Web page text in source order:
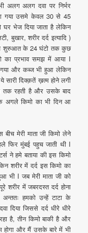
अलग अलग दवा पर निर्भर
गया उसमे केवल 30 से 45
भेज दिया जाता है लेकिन
बुखार, शरीर दर्द इत्यादि )
को शुरुआत के 24 घंटो तक कुछ
का प्रभाव समझ में आया I
गया और कब्ज भी हुआ लेकिन
सारी दिक्क़तें ख़त्म होने लगी
तक रहती है और उसके बाद
अगले किमो का भी दिन आ
मेरी माता जी किमो लेने
फिर मुंबई पहुच जाती थी I
ने हमे बताया की इस किमो
शरीर में दर्द इस किमो का
भी I जब मेरी माता जी को
शरीर में जबरदस्त दर्द होना
हमको उन्हें टाटा के
दिया जिससे दर्द धीरे धीरे
है, तीन किमो बाकी है और
होगा और मैं उसके बारे में भी